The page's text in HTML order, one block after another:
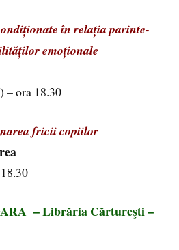
în relația parinte-
emoționale
– ora 18.30
fricii copiilor
– Librăria Cărtureşti –